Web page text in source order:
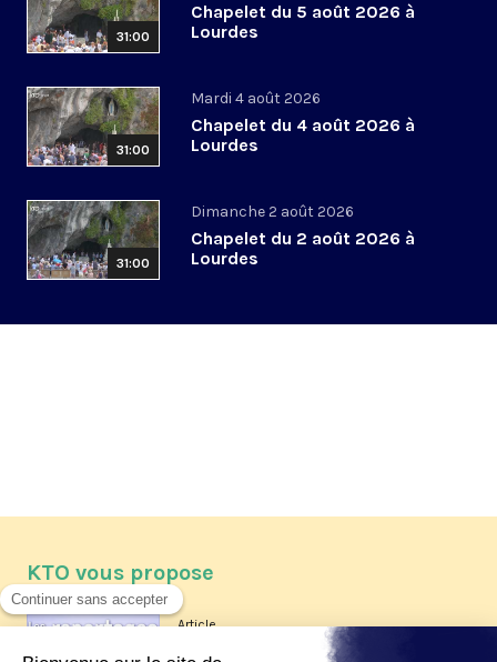
31:00
Chapelet du 5 août 2026 à
Lourdes
31:00
Mardi 4 août 2026
Chapelet du 4 août 2026 à
Lourdes
31:00
Dimanche 2 août 2026
Chapelet du 2 août 2026 à
Lourdes
KTO vous propose
Article
Les reportages d'été 2026 de KTO